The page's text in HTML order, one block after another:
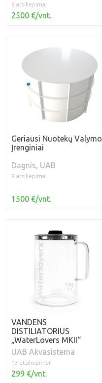
8 atsiliepimai
2500 €/vnt.
Geriausi Nuotekų Valymo
Įrenginiai
Dagnis, UAB
8 atsiliepimai
1500 €/vnt.
VANDENS
DISTILIATORIUS
„WaterLovers MKII“
UAB Akvasistema
13 atsiliepimai
299 €/vnt.